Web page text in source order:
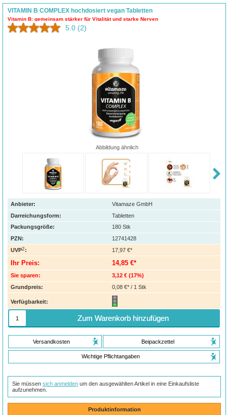
VITAMIN B COMPLEX hochdosiert vegan Tabletten
Vitamin B: gemeinsam stärker für Vitalität und starke Nerven
5.0 (2)
Abbildung ähnlich
Anbieter:
Vitamaze GmbH
Darreichungsform:
Tabletten
Packungsgröße:
180 Stk
PZN:
12741428
UVP2: 17,97 €*
Ihr Preis: 14,85 €*
Sie sparen: 3,12 € (17%)
Grundpreis:
0,08 €* / 1 Stk
Verfügbarkeit:
Zum Warenkorb hinzufügen
Versandkosten Beipackzettel
Wichtige Pflichtangaben
Sie müssensich anmelden um den ausgewählten Artikel in eine Einkaufsliste
aufzunehmen.
Produktinformation